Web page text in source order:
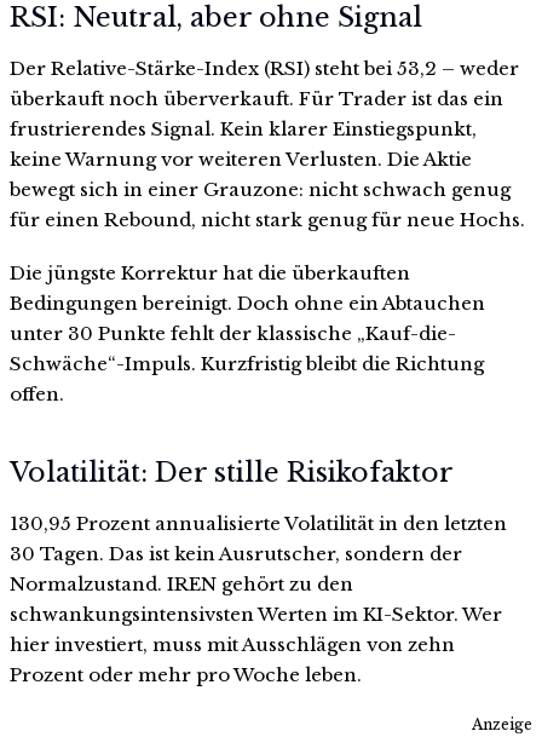
RSI: Neutral, aber ohne Signal
Der Relative-Stärke-Index (RSI) steht bei 53,2 – weder
überkauft noch überverkauft. Für Trader ist das ein
frustrierendes Signal. Kein klarer Einstiegspunkt,
keine Warnung vor weiteren Verlusten. Die Aktie
bewegt sich in einer Grauzone: nicht schwach genug
für einen Rebound, nicht stark genug für neue Hochs.
Die jüngste Korrektur hat die überkauften
Bedingungen bereinigt. Doch ohne ein Abtauchen
unter 30 Punkte fehlt der klassische „Kauf-die-
Schwäche“-Impuls. Kurzfristig bleibt die Richtung
offen.
Volatilität: Der stille Risikofaktor
130,95 Prozent annualisierte Volatilität in den letzten
30 Tagen. Das ist kein Ausrutscher, sondern der
Normalzustand. IREN gehört zu den
schwankungsintensivsten Werten im KI-Sektor. Wer
hier investiert, muss mit Ausschlägen von zehn
Prozent oder mehr pro Woche leben.
Anzeige